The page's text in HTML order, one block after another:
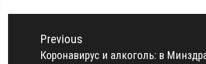
Навигация
записямPrevious
Previous
Коронавирус и алкоголь: в